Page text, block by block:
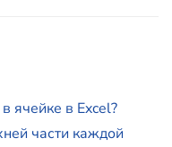
ячейке в Excel?
части каждой